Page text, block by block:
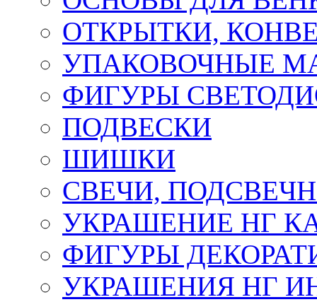
ОТКРЫТКИ,
УПАКОВОЧНЫЕ
ФИГУРЫ
ПОДВЕСКИ
ШИШКИ
СВЕЧИ,
УКРАШЕНИЕ НГ
ФИГУРЫ
УКРАШЕНИЯ НГ